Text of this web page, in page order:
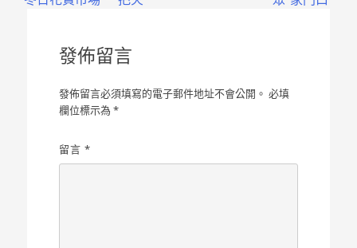
發佈留言
發佈留言必須填寫的電子郵件地址不會公開。 必填
欄位標示為*
留言*